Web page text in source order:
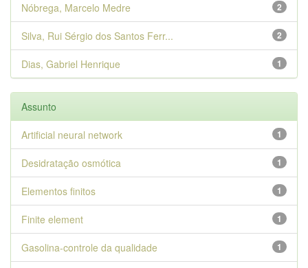
2
Nóbrega, Marcelo Medre
2
Silva, Rui Sérgio dos Santos Ferr...
1
Dias, Gabriel Henrique
Assunto
1
Artificial neural network
1
Desidratação osmótica
1
Elementos finitos
1
Finite element
1
Gasolina-controle da qualidade